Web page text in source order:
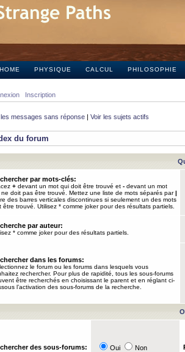
HOME PHYSIQUE CALCUL PHILOSOPHIE
Inscription
les messages sans réponse | Voir les sujets actifs
du forum
par mots-clés:
+ devant un mot qui doit être trouvé et - devant un mot
ne doit pas être trouvé. Mettez une liste de mots séparés par|
des barres verticales discontinues si seulement un des mots
être trouvé. Utilisez * comme joker pour des résultats partiels.
par auteur:
* comme joker pour des résultats partiels.
dans les forums:
le forum ou les forums dans lesquels vous
rechercher. Pour plus de rapidité, tous les sous-forums
être recherchés en choisissant le parent et en réglant ci-
l’activation des sous-forums de la recherche.
des sous-forums: Oui Non